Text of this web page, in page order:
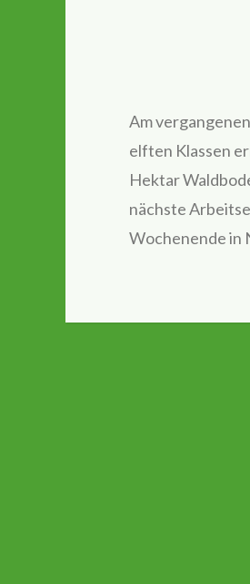
Am
elften Klassen
Hektar
nächste
Wochenende in